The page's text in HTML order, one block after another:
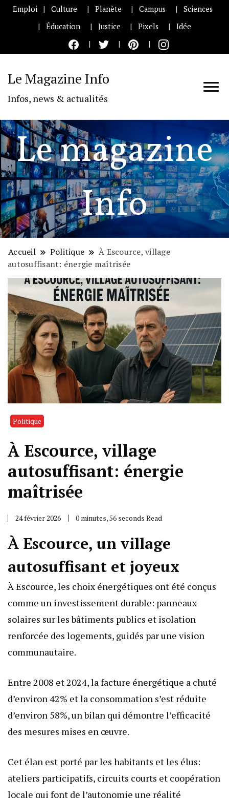
Emploi Culture Planète Campus
Sciences
Éducation
Justice Pixels Idée
Le Magazine Info
Infos, news & actualités
Le magazine
Info
Accueil Politique
À Escource, village
autosuffisant: énergie maîtrisée
Politique
À Escource, village
autosuffisant: énergie
maîtrisée
24 février 2026 0 minutes, 56 seconds Read
À Escource, un village
autosuffisant et joyeux
À Escource, les choix énergétiques ont été conçus
comme un investissement durable: panneaux
solaires sur les bâtiments publics et isolation
renforcée des logements, guidés par une vision
communautaire.
Entre 2008 et 2024, la facture énergétique a chuté
d’environ 42% et la consommation s’est réduite
d’environ 58%, un bilan qui démontre l’efficacité
des mesures mises en œuvre.
Cet élan est porté par les habitants et les élus:
ateliers participatifs, circuits courts et coopération
locale qui font de l’autonomie une réalité